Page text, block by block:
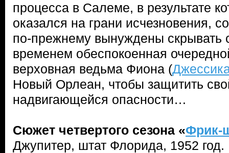
процесса в Салеме, в результате
оказался на грани исчезновения,
по-прежнему вынуждены скрывать
временем обеспокоенная
верховная ведьма Фиона (
Новый Орлеан, чтобы защитить
надвигающейся опасности…
Сюжет четвертого сезона «Фрик-
Джупитер, штат Флорида, 1952 год.